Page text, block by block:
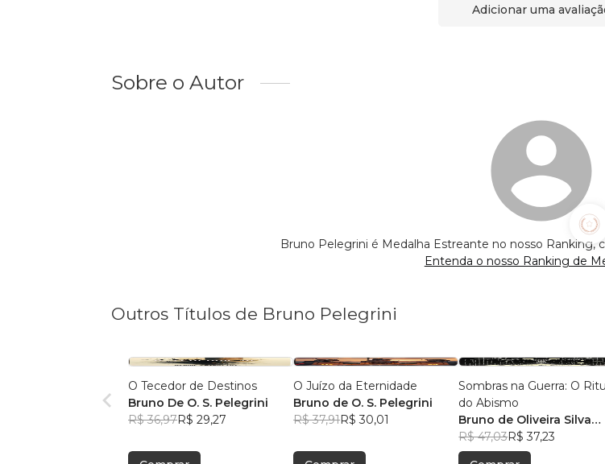
Adicionar uma
Sobre o Autor
Bruno Pelegrini é Medalha Estreante no nosso Ranking,
Entenda o nosso Ranking de
Outros Títulos de Bruno Pelegrini
O Tecedor de Destinos
Bruno De O. S. Pelegrini
R$ 36,97R$ 29,27
O Juízo da Eternidade
Bruno de O. S. Pelegrini
R$ 37,91R$ 30,01
Sombras na Guerra: O
do Abismo
Bruno de Oliveira Silva
Pelegrini
R$ 47,03R$ 37,23